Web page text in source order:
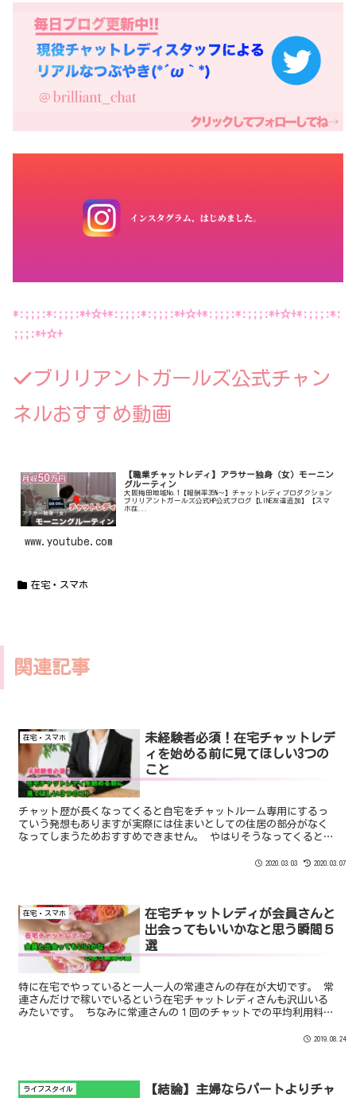
*:;;;:*:;;;:*+☆+*:;;;:*:;;;:*+☆+*:;;;:*:;;;:*+☆+*:;;;:*:
;;;:*+☆+
ブリリアントガールズ公式チャン
ネルおすすめ動画
【職業チャットレディ】アラサー独身（女）モーニン
グルーティン
大阪梅田地域No.1【報酬率35%〜】チャットレディプロダクション
ブリリアントガールズ公式HP公式ブログ【LINE友達追加】【スマ
ホ在...
www.youtube.com
在宅・スマホ
関連記事
在宅・スマホ
未経験者必須！在宅チャットレデ
ィを始める前に見てほしい3つの
こと
チャット歴が長くなってくると自宅をチャットルーム専用にするっ
ていう発想もありますが実際には住まいとしての住居の部分がなく
なってしまうためおすすめできません。 やはりそうなってくると中
2020.03.03 2020.03.07
在宅・スマホ
在宅チャットレディが会員さんと
出会ってもいいかなと思う瞬間５
選
特に在宅でやっていると一人一人の常連さんの存在が大切です。 常
連さんだけで稼いでいるという在宅チャットレディさんも沢山いる
みたいです。 ちなみに常連さんの１回のチャットでの平均利用料金
2019.08.24
ライフスタイル
【結論】主婦ならパートよりチャ